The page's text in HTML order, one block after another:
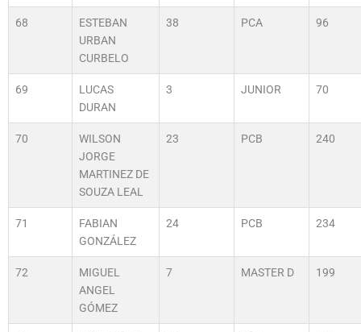
68
ESTEBAN
URBAN
CURBELO
38 PCA 96
69
LUCAS
DURAN
3 JUNIOR 70
70
WILSON
JORGE
MARTINEZ DE
SOUZA LEAL
23 PCB 240
71
FABIAN
GONZÁLEZ
24 PCB 234
72
MIGUEL
ANGEL
GÓMEZ
7 MASTER D 199